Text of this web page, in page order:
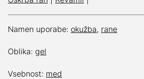
Namen uporabe: okužba, rane
Oblika: gel
Vsebnost: med